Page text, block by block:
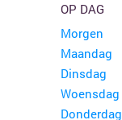
OP DAG
Morgen
Maandag
Dinsdag
Woensdag
Donderdag